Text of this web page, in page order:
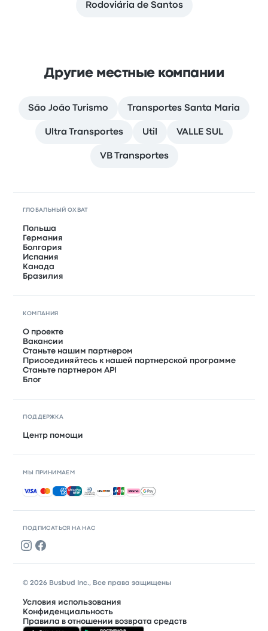
Rodoviária de Santos
Другие местные компании
São João Turismo Transportes Santa Maria
Ultra Transportes Util VALLE SUL
VB Transportes
ПОДПИСАТЬСЯ НА НАС
ГЛОБАЛЬНЫЙ ОХВАТ
Польша
Германия
Болгария
Испания
Канада
Бразилия
КОМПАНИЯ
О проекте
Вакансии
Станьте нашим партнером
Присоединяйтесь к нашей партнерской программе
Станьте партнером API
Блог
ПОДДЕРЖКА
Центр помощи
МЫ ПРИНИМАЕМ
Принимаемые способы оплаты
© 2026 Busbud Inc., Все права защищены
Условия использования
Конфиденциальность
Правила в отношении возврата средств